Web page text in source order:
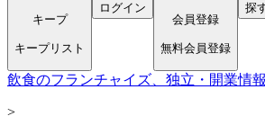
キープ
キープリスト
ログイン
会員登録
無料会員登録
探
飲食のフランチャイズ、独立・開業情
>